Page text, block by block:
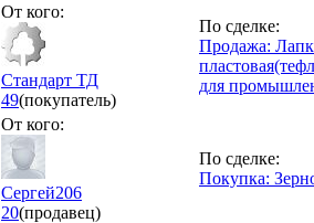
От кого:
Стандарт ТД
49(покупатель)
По сделке:
Продажа:
для
От кого:
Сергей206
20(продавец)
По сделке:
Покупка: